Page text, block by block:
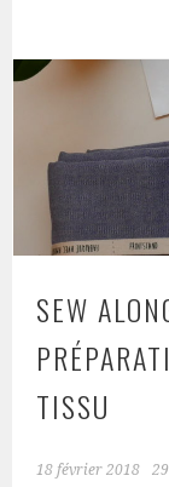
SEW
TISSU
18 février 2018